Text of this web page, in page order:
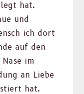
hat.
und
ich dort
auf den
im
an Liebe
hat.